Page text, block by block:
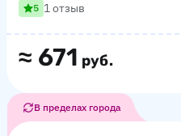
≈ 671 руб.
5 1 отзыв
В пределах города